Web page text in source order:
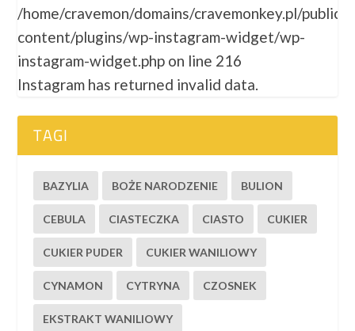
/home/cravemon/domains/cravemonkey.pl/
content/plugins/wp-instagram-widget/wp-
instagram-widget.php on line 216
Instagram has returned invalid data.
TAGI
BAZYLIA BOŻE NARODZENIE BULION
CEBULA CIASTECZKA CIASTO CUKIER
CUKIER PUDER CUKIER WANILIOWY
CYNAMON CYTRYNA CZOSNEK
EKSTRAKT WANILIOWY